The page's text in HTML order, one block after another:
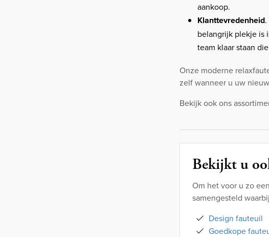
aankoop.
Klanttevredenheid
belangrijk plekje is
team klaar staan
Onze moderne
zelf wanneer u uw
Bekijk ook ons
Bekijkt u
Om het voor u zo
samengesteld
Design fauteuil
Goedkope